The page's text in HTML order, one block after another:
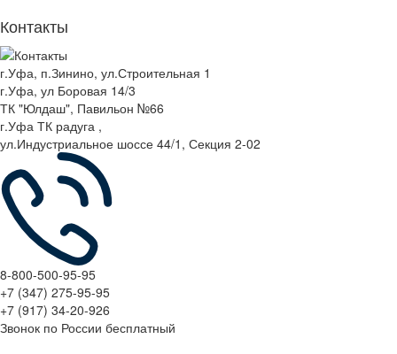
Контакты
г.Уфа, п.Зинино, ул.Строительная 1
г.Уфа, ул Боровая 14/3
ТК "Юлдаш", Павильон №66
г.Уфа ТК радуга ,
ул.Индустриальное шоссе 44/1, Секция 2-02
8-800-500-95-95
+7 (347) 275-95-95
+7 (917) 34-20-926
Звонок по России бесплатный